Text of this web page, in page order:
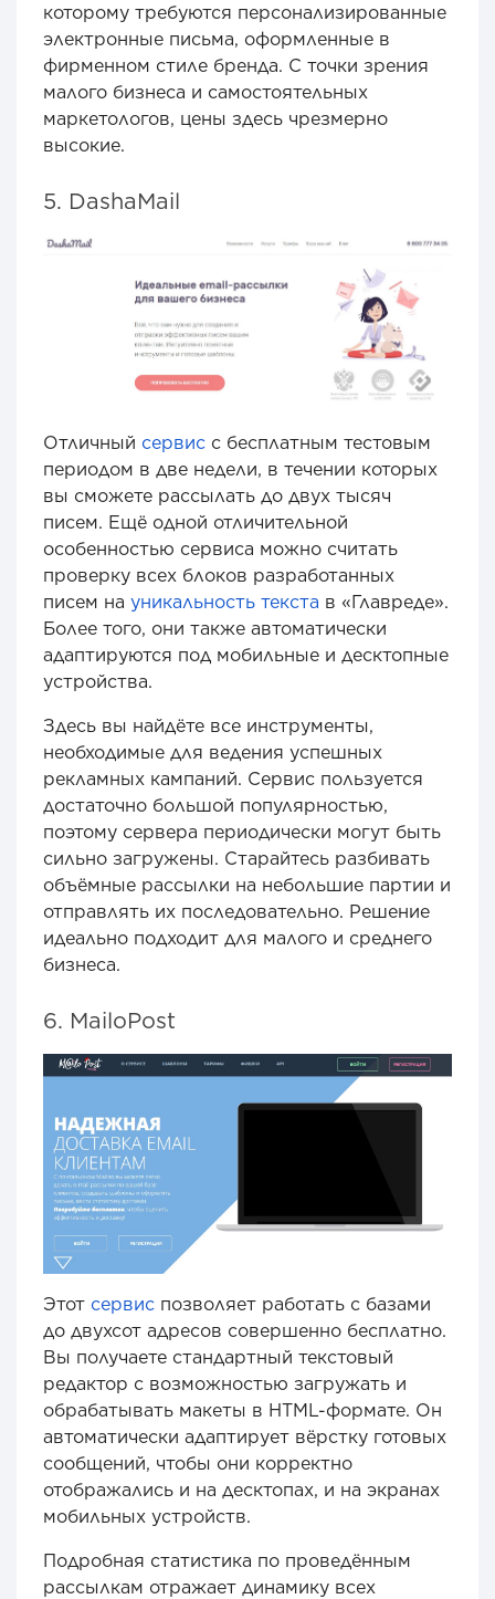
которому требуются персонализированные
электронные письма, оформленные в
фирменном стиле бренда. С точки зрения
малого бизнеса и самостоятельных
маркетологов, цены здесь чрезмерно
высокие.
5. DashaMail
Отличный сервис с бесплатным тестовым
периодом в две недели, в течении которых
вы сможете рассылать до двух тысяч
писем. Ещё одной отличительной
особенностью сервиса можно считать
проверку всех блоков разработанных
писем на уникальность текста в «Главреде».
Более того, они также автоматически
адаптируются под мобильные и десктопные
устройства.
Здесь вы найдёте все инструменты,
необходимые для ведения успешных
рекламных кампаний. Сервис пользуется
достаточно большой популярностью,
поэтому сервера периодически могут быть
сильно загружены. Старайтесь разбивать
объёмные рассылки на небольшие партии и
отправлять их последовательно. Решение
идеально подходит для малого и среднего
бизнеса.
6. MailoPost
Этот сервис позволяет работать с базами
до двухсот адресов совершенно бесплатно.
Вы получаете стандартный текстовый
редактор с возможностью загружать и
обрабатывать макеты в HTML-формате. Он
автоматически адаптирует вёрстку готовых
сообщений, чтобы они корректно
отображались и на десктопах, и на экранах
мобильных устройств.
Подробная статистика по проведённым
рассылкам отражает динамику всех